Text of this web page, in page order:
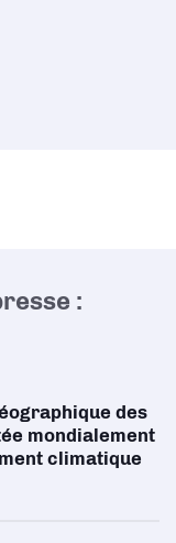
:
des
mondialement
climatique